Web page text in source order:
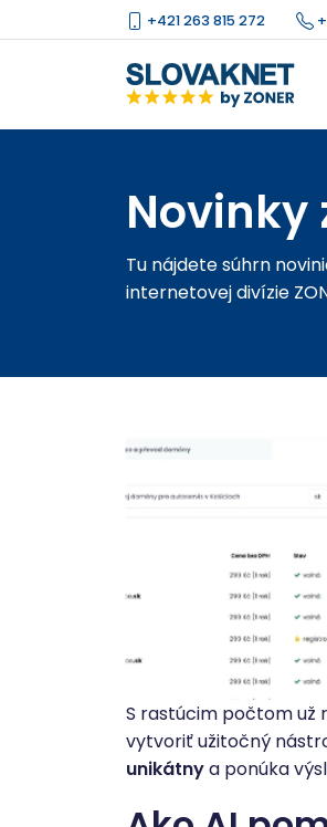
+421 263 815 272
Novinky
Tu nájdete súhrn
internetovej divízie
S rastúcim počtom už
vytvoriť užitočný
unikátnya ponúka